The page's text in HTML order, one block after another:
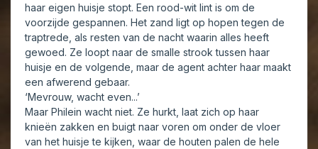
haar eigen huisje stopt. Een rood-wit lint is om de
voorzijde gespannen. Het zand ligt op hopen tegen de
traptrede, als resten van de nacht waarin alles heeft
gewoed. Ze loopt naar de smalle strook tussen haar
huisje en de volgende, maar de agent achter haar maakt
een afwerend gebaar.
‘Mevrouw, wacht even...’
Maar Philein wacht niet. Ze hurkt, laat zich op haar
knieën zakken en buigt naar voren om onder de vloer
van het huisje te kijken, waar de houten palen de hele